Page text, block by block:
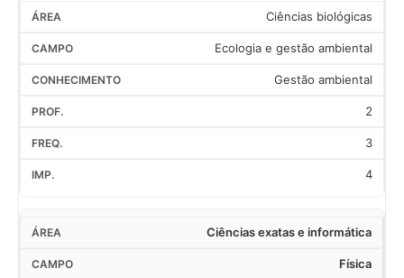
Ciências biológicas
Ecologia e gestão ambiental
Gestão ambiental
2
3
4
Ciências exatas e informática
Física